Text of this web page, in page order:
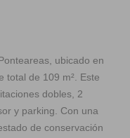
ubicado en
total de 109 m². Este
dobles, 2
y parking. Con una
de conservación